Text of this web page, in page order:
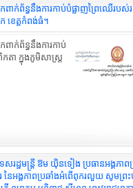
ាក់ព័ន្ធនឹងការកាប់បំផ្លាញព្រៃឈើរបស់
ខេត្តកំពង់ធំ។
ាក់ព័ន្ធនឹងការកាប់
តា ក្នុងភូមិសាស្ត្រ
ដ្ឋមន្ដ្រី ឱម យ៉ិនទៀង ប្រធានអង្គភាព
នៃអង្គភាពប្រឆាំងអំពើពុករលួយ សូមព្រះ